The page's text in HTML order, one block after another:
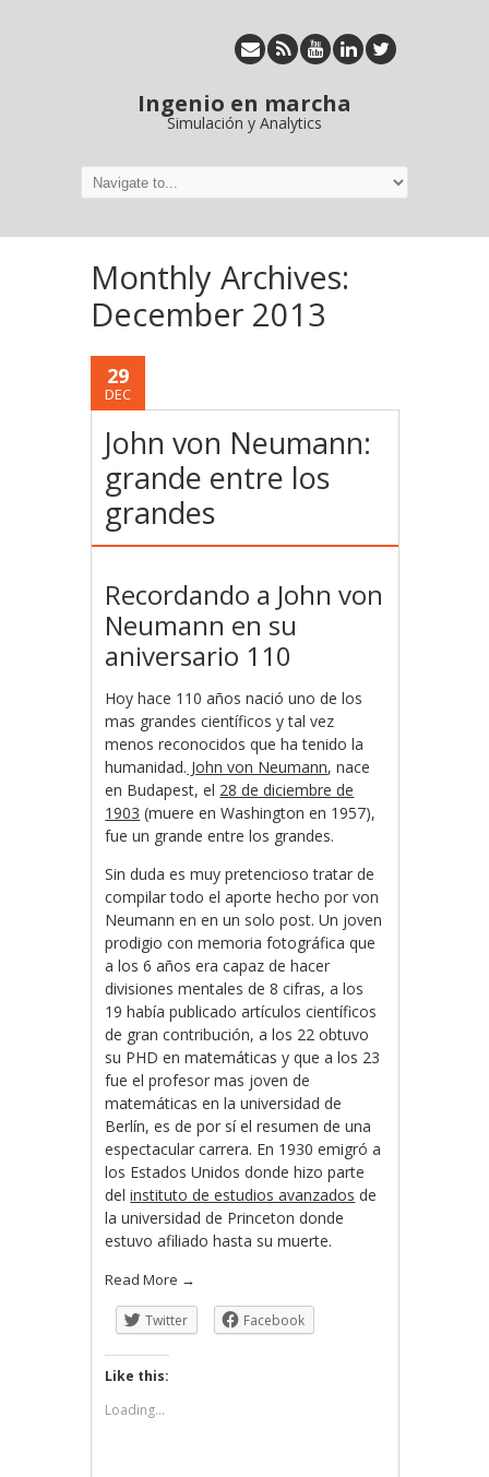
Ingenio en marcha
Simulación y Analytics
Monthly Archives:
December 2013
29
DEC
John von Neumann:
grande entre los
grandes
Recordando a John von
Neumann en su
aniversario 110
Hoy hace 110 años nació uno de los
mas grandes científicos y tal vez
menos reconocidos que ha tenido la
humanidad. John von Neumann, nace
en Budapest, el 28 de diciembre de
1903 (muere en Washington en 1957),
fue un grande entre los grandes.
Sin duda es muy pretencioso tratar de
compilar todo el aporte hecho por von
Neumann en en un solo post. Un joven
prodigio con memoria fotográfica que
a los 6 años era capaz de hacer
divisiones mentales de 8 cifras, a los
19 había publicado artículos científicos
de gran contribución, a los 22 obtuvo
su PHD en matemáticas y que a los 23
fue el profesor mas joven de
matemáticas en la universidad de
Berlín, es de por sí el resumen de una
espectacular carrera. En 1930 emigró a
los Estados Unidos donde hizo parte
delinstituto de estudios avanzados de
la universidad de Princeton donde
estuvo afiliado hasta su muerte.
Read More →
Twitter Facebook
Like this:
Loading...